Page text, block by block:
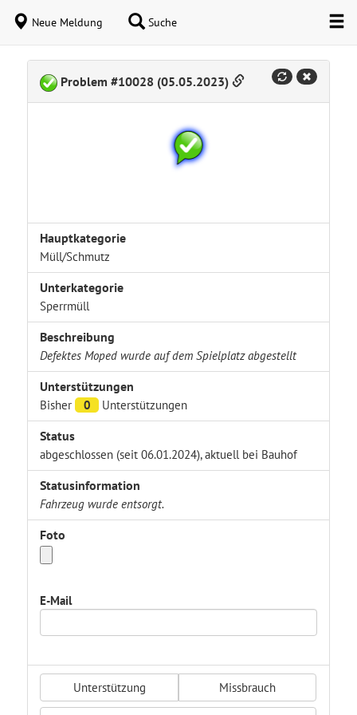
Neue Meldung Suche
Problem #10028 (05.05.2023)
Hauptkategorie
Müll/Schmutz
Unterkategorie
Sperrmüll
Beschreibung
Defektes Moped wurde auf dem Spielplatz abgestellt
Unterstützungen
Bisher 0 Unterstützungen
Status
abgeschlossen (seit 06.01.2024), aktuell bei Bauhof
Statusinformation
Fahrzeug wurde entsorgt.
Foto
E-Mail
Unterstützung Missbrauch